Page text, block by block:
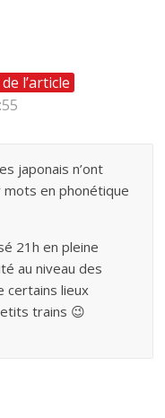
l’article
japonais n’ont
en phonétique
21h en pleine
au niveau des
certains lieux
trains 😉